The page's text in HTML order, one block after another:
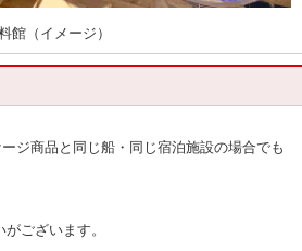
館（イメージ）
ジ商品と同じ船・同じ宿泊施設の場合でも
ございます。